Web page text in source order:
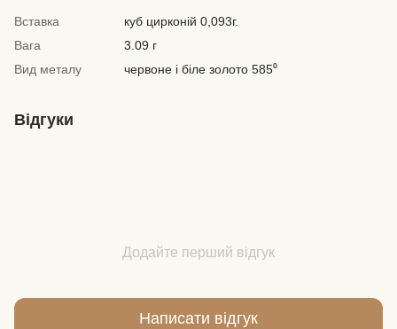
Вставка
куб цирконій 0,093г.
Вага
3.09 г
Вид металу
червоне і біле золото 585⁰
Відгуки
Додайте перший відгук
Написати відгук